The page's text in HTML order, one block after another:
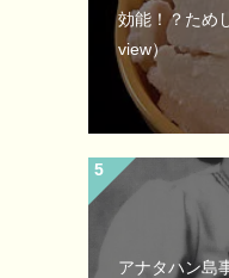
効能！？ため
view）
アナタハン島